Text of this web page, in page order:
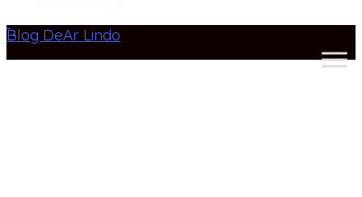
Blog DeAr Lindo